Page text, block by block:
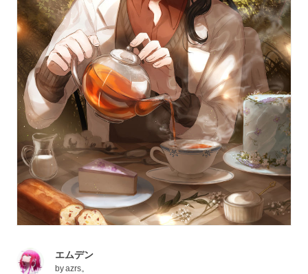
エムデン
byazrs。